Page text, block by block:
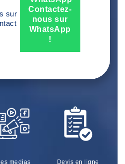
sur
Contactez-
nous sur
WhatsApp
!
medias Devis en ligne